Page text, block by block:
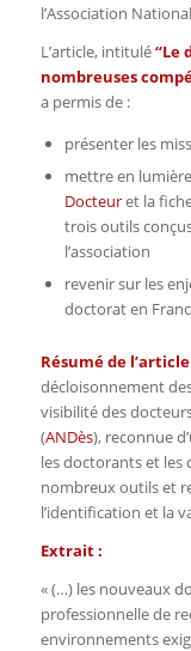
l’Association
L’article, intitulé“Le
nombreuses
a permis de :
présenter les
mettre en
Docteuret la
trois outils
l’association
revenir sur les
doctorat en
Résumé de
décloisonnement
visibilité des
(ANDès), reconnue
les doctorants et les
nombreux outils et
l’identification et la
Extrait :
« (…) les nouveaux
professionnelle de
environnements